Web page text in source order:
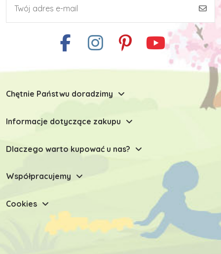
Chętnie Państwu doradzimy
Informacje dotyczące zakupu
Dlaczego warto kupować u nas?
Współpracujemy
Cookies